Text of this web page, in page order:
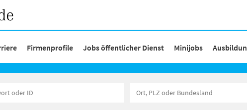
Firmenprofile Jobs öffentlicher Dienst Minijobs